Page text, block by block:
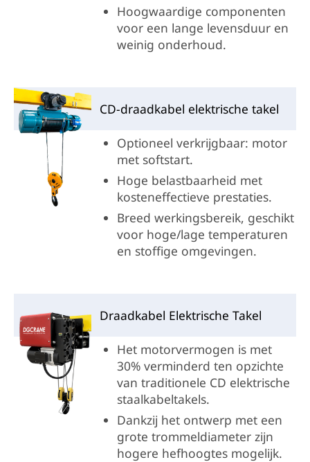
Hoogwaardige componenten
voor een lange levensduur en
weinig onderhoud.
CD-draadkabel elektrische takel
Optioneel verkrijgbaar: motor
met softstart.
Hoge belastbaarheid met
kosteneffectieve prestaties.
Breed werkingsbereik, geschikt
voor hoge/lage temperaturen
en stoffige omgevingen.
Draadkabel Elektrische Takel
Het motorvermogen is met
30% verminderd ten opzichte
van traditionele CD elektrische
staalkabeltakels.
Dankzij het ontwerp met een
grote trommeldiameter zijn
hogere hefhoogtes mogelijk.